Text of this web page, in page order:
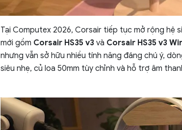
Tại Computex 2026, Corsair tiếp tục mở rộng hệ
mới gồm Corsair HS35 v3 và Corsair HS35 v3
nhưng vẫn sở hữu nhiều tính năng đáng chú ý,
siêu nhẹ, củ loa 50mm tùy chỉnh và hỗ trợ âm